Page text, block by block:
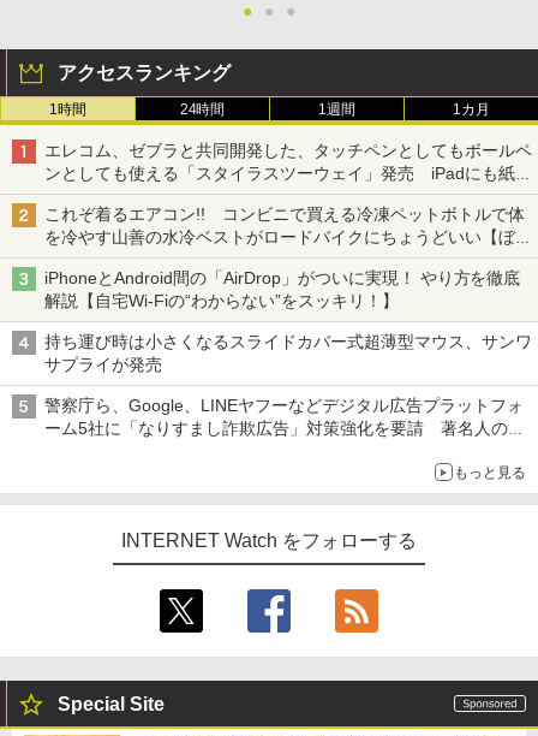
● ● ●
アクセスランキング
1時間 24時間 1週間 1カ月
エレコム、ゼブラと共同開発した、タッチペンとしてもボールペ
ンとしても使える「スタイラスツーウェイ」発売 iPadにも紙に
も、持ち替えずに書き込める
これぞ着るエアコン!! コンビニで買える冷凍ペットボトルで体
を冷やす山善の水冷ベストがロードバイクにちょうどいい【ぼっ
ち・ざ・ろーど！その14】【空いた時間でなにしてる？】
iPhoneとAndroid間の「AirDrop」がついに実現！ やり方を徹底
解説【自宅Wi-Fiの“わからない”をスッキリ！】
持ち運び時は小さくなるスライドカバー式超薄型マウス、サンワ
サプライが発売
警察庁ら、Google、LINEヤフーなどデジタル広告プラットフォ
ーム5社に「なりすまし詐欺広告」対策強化を要請 著名人の写
もっと見る
INTERNET Watch をフォローする
Special Site